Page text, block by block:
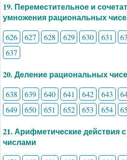
19. Переместительное и
умножения рациональных
626 627 628 629 630 631
637
20. Деление рациональных
638 639 640 641 642 643
649
650 651 652 653 654
21. Арифметические действия
числами